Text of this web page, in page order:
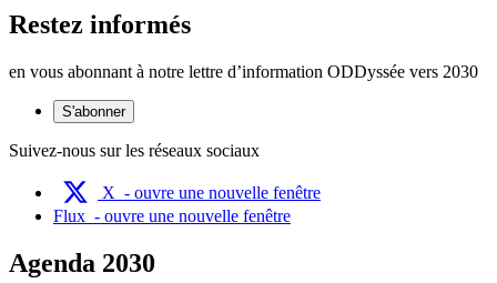
Restez informés
en vous abonnant à notre lettre d’information ODDyssée vers 2030
S'abonner
Suivez-nous sur les réseaux sociaux
X - ouvre une nouvelle fenêtre
Flux - ouvre une nouvelle fenêtre
Agenda 2030